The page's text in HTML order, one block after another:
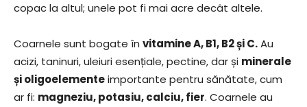
copac la altul; unele pot fi mai acre decât altele.
Coarnele sunt bogate în vitamine A, B1, B2 și C.Au
acizi, taninuri, uleiuri esențiale, pectine, dar și minerale
și oligoelementeimportante pentru sănătate, cum
ar fi: magneziu, potasiu, calciu, fier. Coarnele au